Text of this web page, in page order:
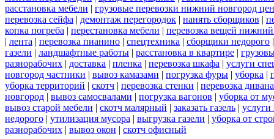
расстановка мебели | грузовые перевозки нижний новгород
перевозка сейфа | демонтаж перегородок | нанять сборщиков |
копка погреба | перестановка мебели | перевозка вещей
| лента | перевозка пианино | спецтехника | сборщики недорого
газели | ландшафтные работы | расстановка в квартире |
разнорабочих | доставка | пленка | перевозка шкафа | услуги
новгород частники | вывоз камазами | погрузка фуры | уборка |
уборка территорий | скотч | перевозка стенки | перевозка дивана
новгород | вывоз самосвалами | погрузка вагонов | уборка от
вывоз старой мебели | скотч малярный | заказать газель | услуги
недорого | утилизация мусора | выгрузка газели | уборка от
разнорабочих | вывоз окон | скотч офисный